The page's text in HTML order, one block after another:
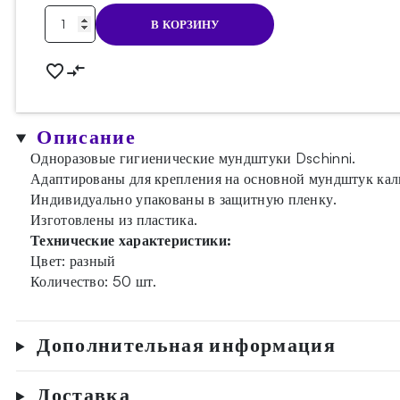
Количество
товара
одноразовые
Mix
(50szt.)
В КОРЗИНУ
Описание
Одноразовые гигиенические мундштуки Dschinni.
Адаптированы для крепления на основной мундштук
Индивидуально упакованы в защитную пленку.
Изготовлены из пластика.
Технические характеристики:
Цвет: разный
Количество: 50 шт.
Дополнительная информация
Доставка